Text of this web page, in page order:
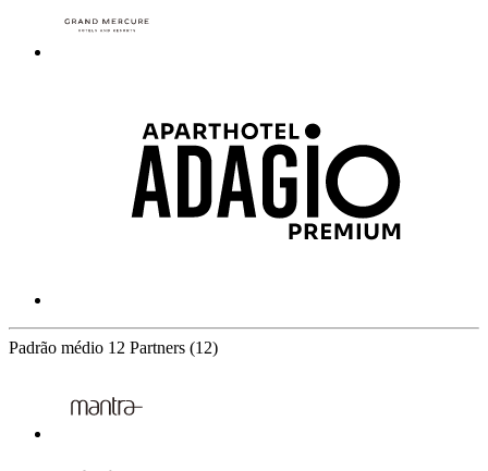
Padrão médio 12 Partners (12)